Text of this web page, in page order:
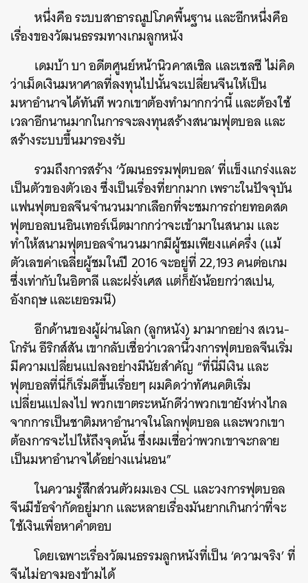
หนึ่งคือ ระบบสาธารณูปโภคพื้นฐาน และอีกหนึ่งคือ
เรื่องของวัฒนธรรมทางเกมลูกหนัง
เดมบ้า บา อดีตศูนย์หน้านิวคาสเซิล และเชลซี ไม่คิด
ว่าเม็ดเงินมหาศาลที่ลงทุนไปนั้นจะเปลี่ยนจีนให้เป็น
มหาอำนาจได้ทันที พวกเขาต้องทำมากกว่านี้ และต้องใช้
เวลาอีกนานมากในการจะลงทุนสร้างสนามฟุตบอล และ
สร้างระบบขึ้นมารองรับ
รวมถึงการสร้าง ‘วัฒนธรรมฟุตบอล’ ที่แข็งแกร่งและ
เป็นตัวของตัวเอง ซึ่งเป็นเรื่องที่ยากมาก เพราะในปัจจุบัน
แฟนฟุตบอลจีนจำนวนมากเลือกที่จะชมการถ่ายทอดสด
ฟุตบอลบนอินเทอร์เน็ตมากกว่าจะเข้ามาในสนาม และ
ทำให้สนามฟุตบอลจำนวนมากมีผู้ชมเพียงแค่ครึ่ง (แม้
ตัวเลขค่าเฉลี่ยผู้ชมในปี 2016 จะอยู่ที่ 22,193 คนต่อเกม
ซึ่งเท่ากับในอิตาลี และฝรั่งเศส แต่ก็ยังน้อยกว่าสเปน,
อังกฤษ และเยอรมนี)
อีกด้านของผู้ผ่านโลก (ลูกหนัง) มามากอย่าง สเวน-
โกรัน อีริกส์สัน เขากลับเชื่อว่าเวลานี้วงการฟุตบอลจีนเริ่ม
มีความเปลี่ยนแปลงอย่างมีนัยสำคัญ “ที่นี่มีเงิน และ
ฟุตบอลที่นี่ก็เริ่มดีขึ้นเรื่อยๆ ผมคิดว่าทัศนคติเริ่ม
เปลี่ยนแปลงไป พวกเขาตระหนักดีว่าพวกเขายังห่างไกล
จากการเป็นชาติมหาอำนาจในโลกฟุตบอล และพวกเขา
ต้องการจะไปให้ถึงจุดนั้น ซึ่งผมเชื่อว่าพวกเขาจะกลาย
เป็นมหาอำนาจได้อย่างแน่นอน”
ในความรู้สึกส่วนตัวผมเอง CSL และวงการฟุตบอล
จีนมีข้อจำกัดอยู่มาก และหลายเรื่องมันยากเกินกว่าที่จะ
ใช้เงินเพื่อหาคำตอบ
โดยเฉพาะเรื่องวัฒนธรรมลูกหนังที่เป็น ‘ความจริง’ ที่
จีนไม่อาจมองข้ามได้